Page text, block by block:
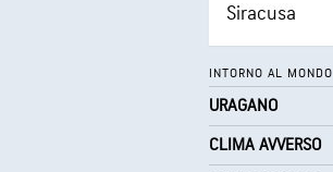
Siracusa
INTORNO AL MONDO
URAGANO
CLIMA AVVERSO